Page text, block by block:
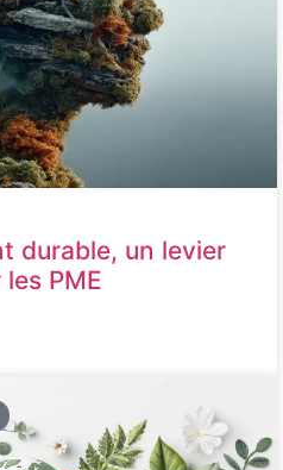
durable, un levier
PME